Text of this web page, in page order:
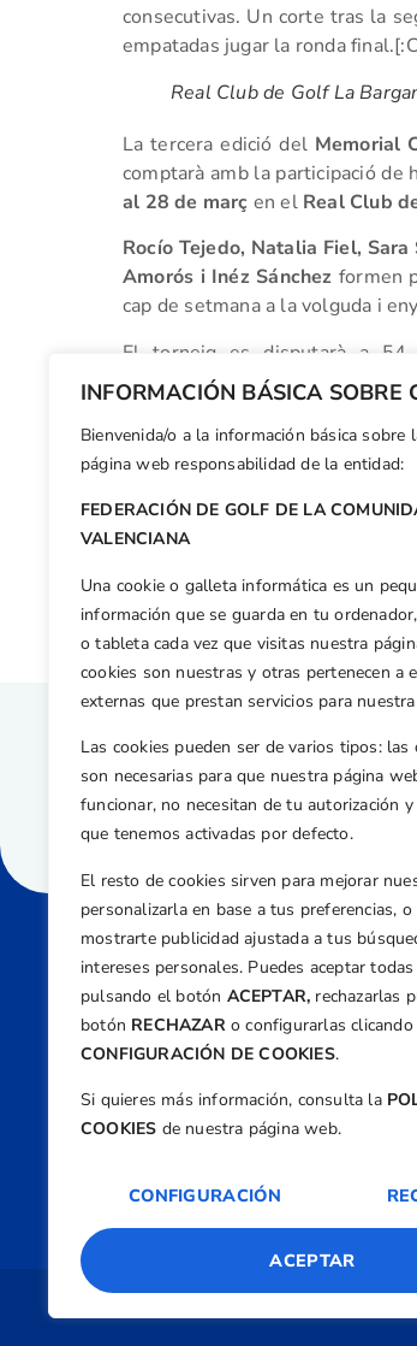
INFORMACIÓN BÁSICA SOBRE
Bienvenida/o a la información básica sobre
página web responsabilidad de la entidad:
FEDERACIÓN DE GOLF DE LA
VALENCIANA
Una cookie o galleta informática es un
información que se guarda en tu
o tableta cada vez que visitas nuestra
cookies son nuestras y otras pertenecen a
externas que prestan servicios para
Las cookies pueden ser de varios tipos: las
son necesarias para que nuestra página
funcionar, no necesitan de tu autorización
que tenemos activadas por defecto.
El resto de cookies sirven para mejorar
personalizarla en base a tus preferencias,
mostrarte publicidad ajustada a tus
intereses personales. Puedes aceptar
pulsando el botón ACEPTAR, rechazarlas
botón RECHAZARo configurarlas
CONFIGURACIÓN DE COOKIES.
Si quieres más información, consulta la
COOKIES de nuestra página web.
CONFIGURACIÓN
ACEPTAR
consecutivas. Un corte tras la
empatadas jugar la ronda
Real Club de Golf La
La tercera edició del Memorial
comptarà amb la participació
al 28 de març en el Real Club
Rocío Tejedo, Natalia Fiel,
Amorós i Inéz Sánchez formen
cap de setmana a la volguda i
El torneig es disputarà a 54
consecutives. Un tall després
Facebook
X